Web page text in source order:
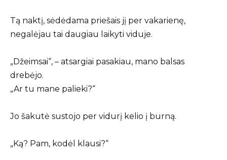
Tą naktį, sėdėdama priešais jį per vakarienę,
negalėjau tai daugiau laikyti viduje.
„Džeimsai“, – atsargiai pasakiau, mano balsas
drebėjo.
„Ar tu mane palieki?“
Jo šakutė sustojo per vidurį kelio į burną.
„Ką? Pam, kodėl klausi?“